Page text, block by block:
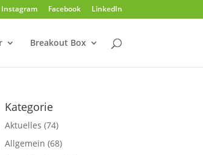
Instagram Facebook LinkedIn
Breakout Box
Kategorie
Aktuelles (74)
Allgemein (68)